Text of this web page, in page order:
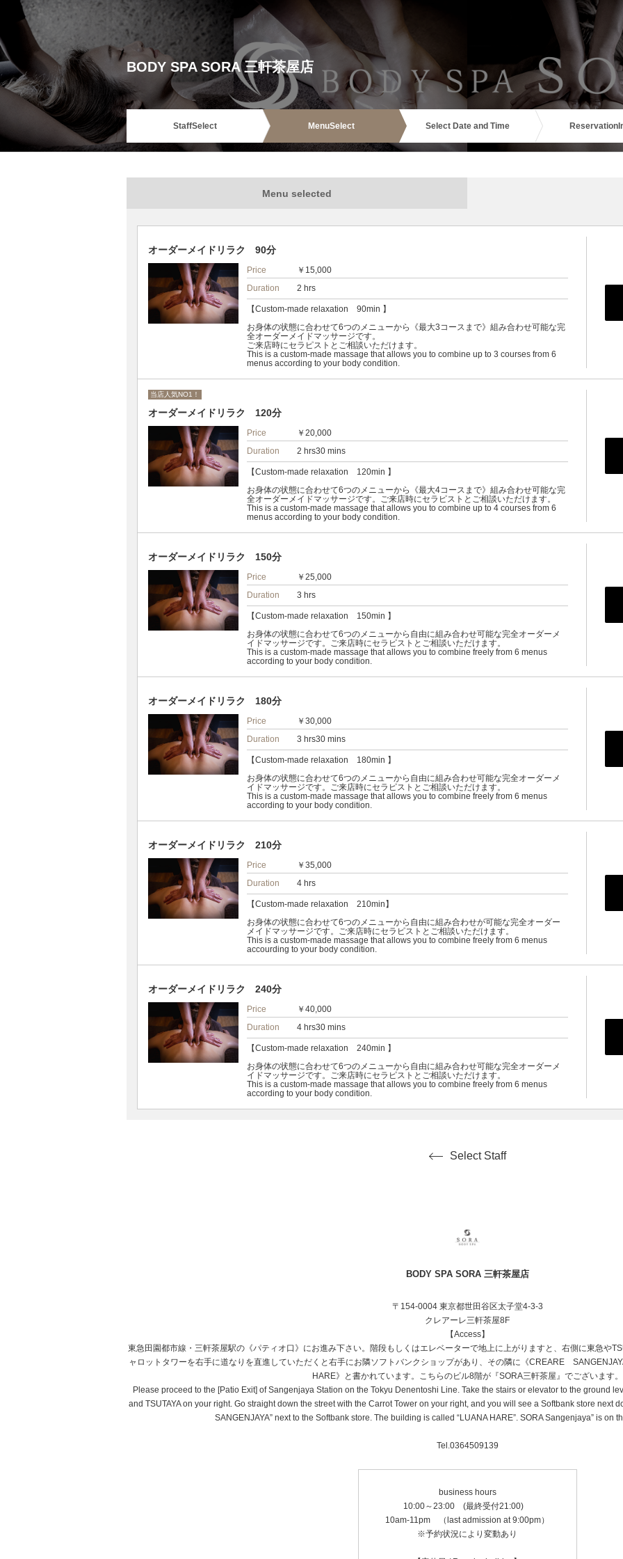
BODY SPA SORA 三軒茶屋店
StaffSelect MenuSelect Select Date and Time Reservation
Menu selected
オーダーメイドリラク 90分
Price
￥15,000
Duration
2 hrs
【Custom-made relaxation 90min 】
お身体の状態に合わせて6つのメニューから《最大3コースまで》組み合わせ可能な完
全オーダーメイドマッサージです。
ご来店時にセラピストとご相談いただけます。
This is a custom-made massage that allows you to combine up to 3 courses from 6
menus according to your body condition.
当店人気NO1！
オーダーメイドリラク 120分
Price
￥20,000
Duration
2 hrs30 mins
【Custom-made relaxation 120min 】
お身体の状態に合わせて6つのメニューから《最大4コースまで》組み合わせ可能な完
全オーダーメイドマッサージです。ご来店時にセラピストとご相談いただけます。
This is a custom-made massage that allows you to combine up to 4 courses from 6
menus according to your body condition.
オーダーメイドリラク 150分
Price
￥25,000
Duration
3 hrs
【Custom-made relaxation 150min 】
お身体の状態に合わせて6つのメニューから自由に組み合わせ可能な完全オーダーメ
イドマッサージです。ご来店時にセラピストとご相談いただけます。
This is a custom-made massage that allows you to combine freely from 6 menus
according to your body condition.
オーダーメイドリラク 180分
Price
￥30,000
Duration
3 hrs30 mins
【Custom-made relaxation 180min 】
お身体の状態に合わせて6つのメニューから自由に組み合わせ可能な完全オーダーメ
イドマッサージです。ご来店時にセラピストとご相談いただけます。
This is a custom-made massage that allows you to combine freely from 6 menus
according to your body condition.
オーダーメイドリラク 210分
Price
￥35,000
Duration
4 hrs
【Custom-made relaxation 210min】
お身体の状態に合わせて6つのメニューから自由に組み合わせが可能な完全オーダー
メイドマッサージです。ご来店時にセラピストとご相談いただけます。
This is a custom-made massage that allows you to combine freely from 6 menus
accourding to your body condition.
オーダーメイドリラク 240分
Price
￥40,000
Duration
4 hrs30 mins
【Custom-made relaxation 240min 】
お身体の状態に合わせて6つのメニューから自由に組み合わせ可能な完全オーダーメ
イドマッサージです。ご来店時にセラピストとご相談いただけます。
This is a custom-made massage that allows you to combine freely from 6 menus
according to your body condition.
Select Staff
BODY SPA SORA 三軒茶屋店
〒154-0004 東京都世田谷区太子堂4-3-3
クレアーレ三軒茶屋8F
【Access】
東急田園都市線・三軒茶屋駅の《パティオ口》にお進み下さい。階段もしくはエレベーターで地上に上がりますと、右側に東急や
ャロットタワーを右手に道なりを直進していただくと右手にお隣ソフトバンクショップがあり、その隣に《CREARE
HARE》と書かれています。こちらのビル8階が『SORA三軒茶屋』でございます。
Please proceed to the [Patio Exit] of Sangenjaya Station on the Tokyu Denentoshi Line. Take the stairs or elevator to the ground
and TSUTAYA on your right. Go straight down the street with the Carrot Tower on your right, and you will see a Softbank store next
SANGENJAYA” next to the Softbank store. The building is called “LUANA HARE”. SORA Sangenjaya” is on
Tel.0364509139
business hours
10:00～23:00 (最終受付21:00)
10am-11pm （last admission at 9:00pm）
※予約状況により変動あり